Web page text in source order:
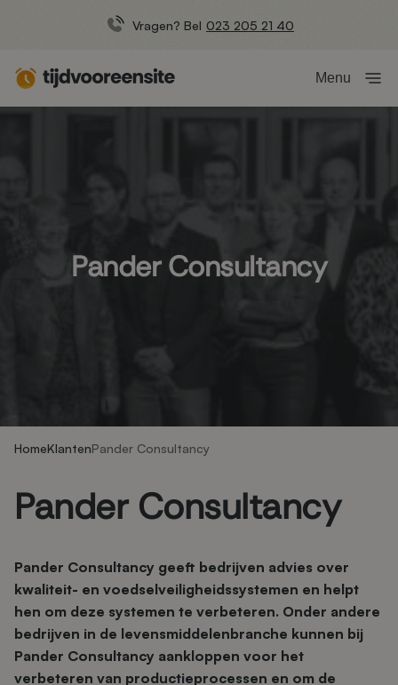
Vragen? Bel 023 205 21 40
Menu
Pander Consultancy
HomeKlantenPander Consultancy
Pander Consultancy
Pander Consultancy geeft bedrijven advies over
kwaliteit- en voedselveiligheidssystemen en helpt
hen om deze systemen te verbeteren. Onder andere
bedrijven in de levensmiddelenbranche kunnen bij
Pander Consultancy aankloppen voor het
verbeteren van productieprocessen en om de